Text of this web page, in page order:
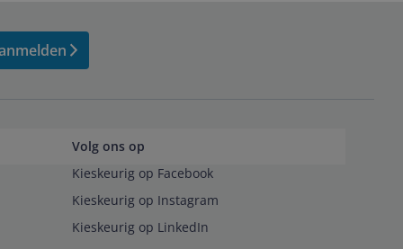
Volg ons op
Kieskeurig op Facebook
Kieskeurig op Instagram
Kieskeurig op LinkedIn